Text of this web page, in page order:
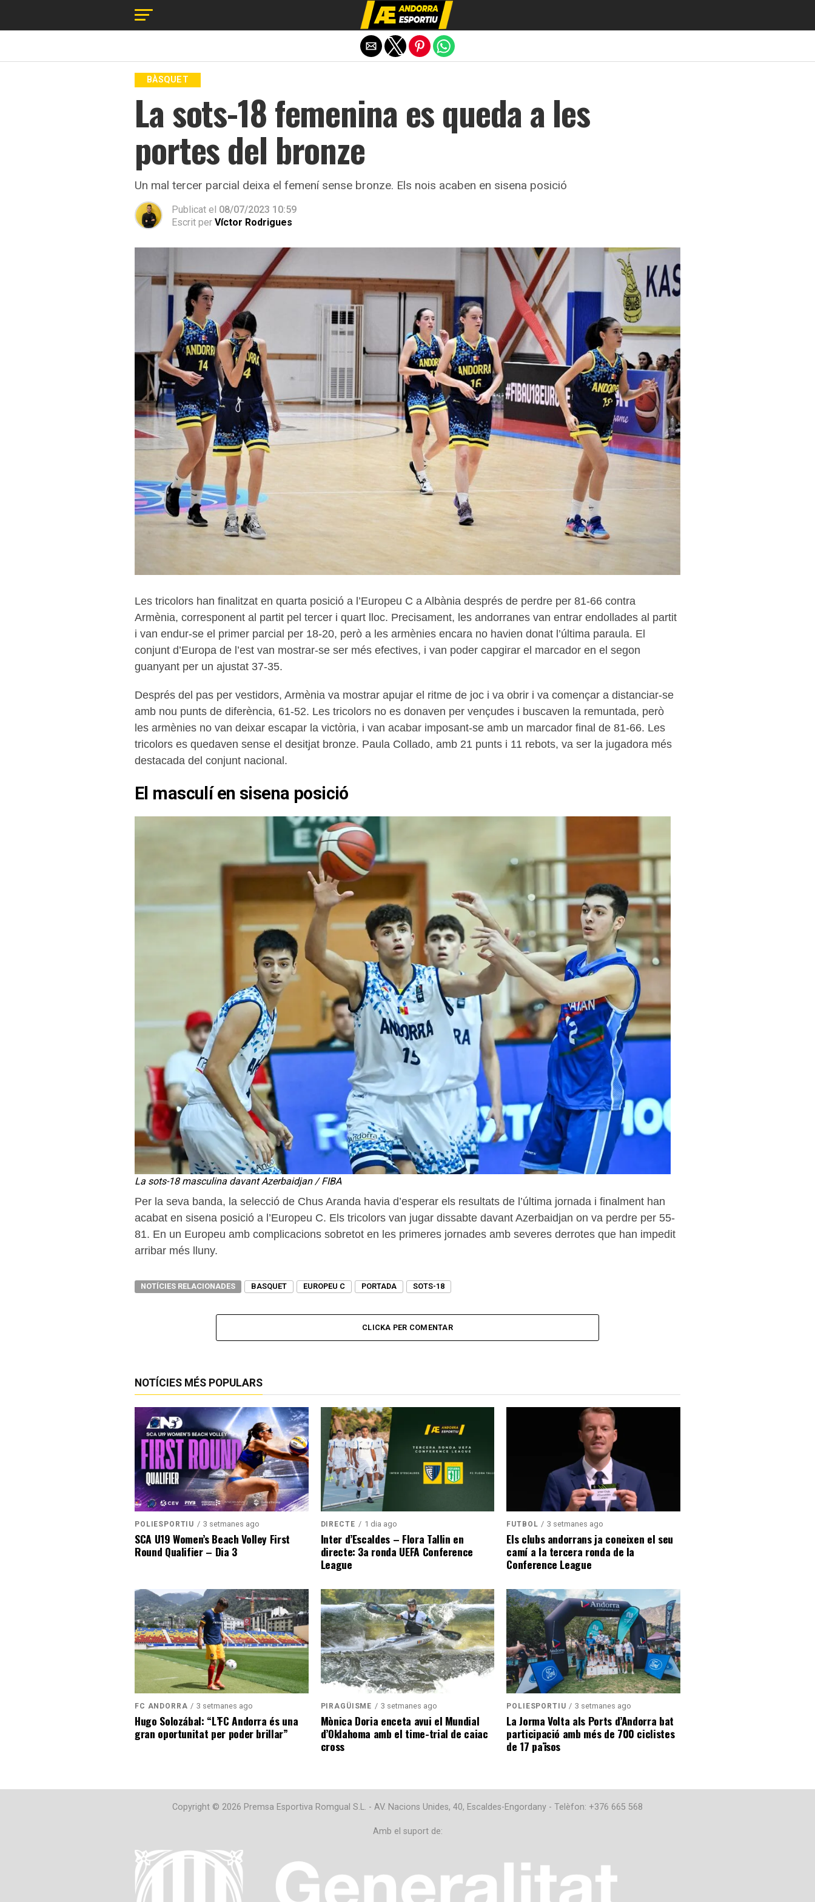
BÀSQUET
La sots-18 femenina es queda a les
portes del bronze
Un mal tercer parcial deixa el femení sense bronze. Els nois acaben en sisena posició
Publicat el 08/07/2023 10:59
Escrit per Víctor Rodrigues
Les tricolors han finalitzat en quarta posició a l’Europeu C a Albània després de perdre per 81-66 contra
Armènia, corresponent al partit pel tercer i quart lloc. Precisament, les andorranes van entrar endollades al partit
i van endur-se el primer parcial per 18-20, però a les armènies encara no havien donat l’última paraula. El
conjunt d’Europa de l’est van mostrar-se ser més efectives, i van poder capgirar el marcador en el segon
guanyant per un ajustat 37-35.
Després del pas per vestidors, Armènia va mostrar apujar el ritme de joc i va obrir i va començar a distanciar-se
amb nou punts de diferència, 61-52. Les tricolors no es donaven per vençudes i buscaven la remuntada, però
les armènies no van deixar escapar la victòria, i van acabar imposant-se amb un marcador final de 81-66. Les
tricolors es quedaven sense el desitjat bronze. Paula Collado, amb 21 punts i 11 rebots, va ser la jugadora més
destacada del conjunt nacional.
El masculí en sisena posició
La sots-18 masculina davant Azerbaidjan / FIBA
Per la seva banda, la selecció de Chus Aranda havia d’esperar els resultats de l’última jornada i finalment han
acabat en sisena posició a l’Europeu C. Els tricolors van jugar dissabte davant Azerbaidjan on va perdre per 55-
81. En un Europeu amb complicacions sobretot en les primeres jornades amb severes derrotes que han impedit
arribar més lluny.
NOTÍCIES RELACIONADES BASQUET EUROPEU C PORTADA SOTS-18
CLICKA PER COMENTAR
NOTÍCIES MÉS POPULARS
POLIESPORTIU 3 setmanes ago
SCA U19 Women’s Beach Volley First
Round Qualifier – Dia 3
DIRECTE 1 dia ago
Inter d’Escaldes – Flora Tallin en
directe: 3a ronda UEFA Conference
League
FUTBOL 3 setmanes ago
Els clubs andorrans ja coneixen el seu
camí a la tercera ronda de la
Conference League
FC ANDORRA 3 setmanes ago
Hugo Solozábal: “L’FC Andorra és una
gran oportunitat per poder brillar”
PIRAGÜISME 3 setmanes ago
Mònica Doria enceta avui el Mundial
d’Oklahoma amb el time-trial de caiac
cross
POLIESPORTIU 3 setmanes ago
La Jorma Volta als Ports d’Andorra bat
participació amb més de 700 ciclistes
de 17 països
Copyright © 2026 Premsa Esportiva Romgual S.L. - AV. Nacions Unides, 40, Escaldes-Engordany - Telèfon: +376 665 568
Amb el suport de:
Exit mobile version